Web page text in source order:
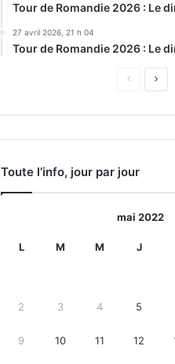
Tour de Romandie 2026 : Le
27 avril 2026, 21 h 04
Tour de Romandie 2026 : Le
Page
Page
Toute l’info, jour par jour
mai 2022
L M M J
2 3 4 5
9 10 11 12